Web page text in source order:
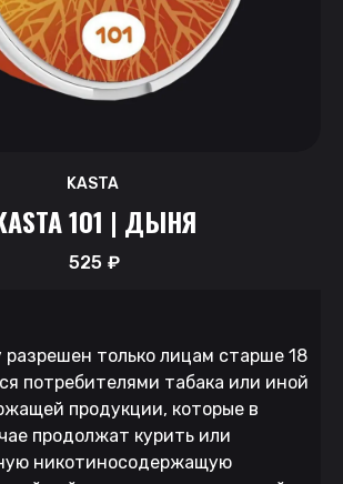
KASTA
101 | ДЫНЯ
525₽
разрешен только лицам старше 18
потребителями табака или иной
продукции, которые в
продолжат курить или
никотиносодержащую